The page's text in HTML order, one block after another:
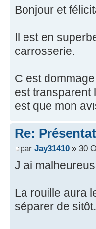
Bonjour et
Il est en
carrosserie.
C est
est transparent
est que mon
Re:
par Jay31410 » 30
J ai
La rouille aura
séparer de sitôt.